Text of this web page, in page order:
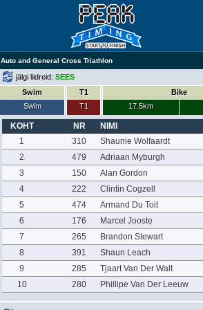
Auto and General Cross Triathlon
jälgi liidreid: SEES
Swim
Swim
T1
T1
Bike
17.5km
KOHT NR
NIMI
1
310
Shaunie Wolfaardt
2
479
Adriaan Myburgh
3
150
Alan Gordon
4
222
Clintin Cogzell
5
474
Armand Du Toit
6
176
Marcel Jooste
7
265
Brandon Stewart
8
391
Shaun Leach
9
285
Tjaart Van Der Walt
10
280 Phillipe Van Der Leeuw